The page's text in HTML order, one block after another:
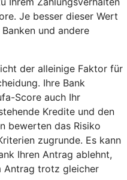
Je besser dieser Wert
und andere
der alleinige Faktor für
Ihre Bank
Score auch Ihr
Kredite und den
bewerten das Risiko
zugrunde. Es kann
Ihren Antrag ablehnt,
Antrag trotz gleicher